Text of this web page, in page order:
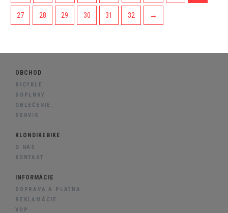
27 28 29 30 31 32 →
OBCHOD
BICYKLE
DOPLNKY
OBLEČENIE
SERVIS
KLONDIKEBIKE
O NÁS
KONTAKT
INFORMÁCIE
DOPRAVA A PLATBA
REKLAMÁCIE
VOP